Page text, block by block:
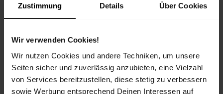
Zustimmung Details Über Cookies
Wir verwenden Cookies!
Wir nutzen Cookies und andere Techniken, um unsere
Seiten sicher und zuverlässig anzubieten, eine Vielzahl
von Services bereitzustellen, diese stetig zu verbessern
sowie Werbung entsprechend Deinen Interessen auf
PAYBACK
Payback Punkte Basis°Punkte:
9